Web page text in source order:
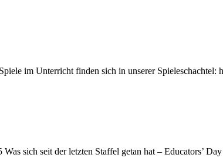
im Unterricht finden sich in unserer Spieleschachtel:
sich seit der letzten Staffel getan hat – Educators’